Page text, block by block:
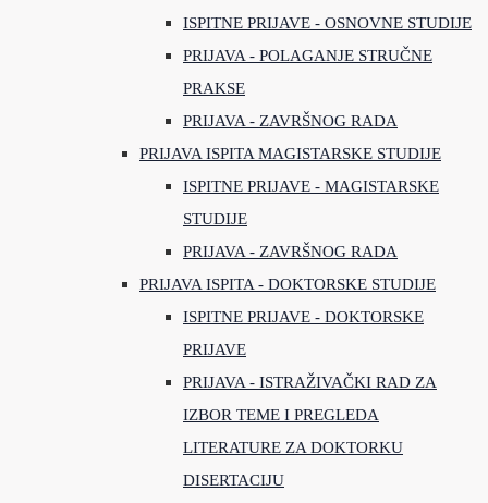
ISPITNE PRIJAVE - OSNOVNE STUDIJE
PRIJAVA - POLAGANJE STRUČNE
PRAKSE
PRIJAVA - ZAVRŠNOG RADA
PRIJAVA ISPITA MAGISTARSKE STUDIJE
ISPITNE PRIJAVE - MAGISTARSKE
STUDIJE
PRIJAVA - ZAVRŠNOG RADA
PRIJAVA ISPITA - DOKTORSKE STUDIJE
ISPITNE PRIJAVE - DOKTORSKE
PRIJAVE
PRIJAVA - ISTRAŽIVAČKI RAD ZA
IZBOR TEME I PREGLEDA
LITERATURE ZA DOKTORKU
DISERTACIJU